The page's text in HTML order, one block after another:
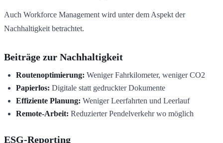
Auch Workforce Management wird unter dem Aspekt der
Nachhaltigkeit betrachtet.
Beiträge zur Nachhaltigkeit
Routenoptimierung: Weniger Fahrkilometer, weniger CO2
Papierlos: Digitale statt gedruckter Dokumente
Effiziente Planung: Weniger Leerfahrten und Leerlauf
Remote-Arbeit: Reduzierter Pendelverkehr wo möglich
ESG-Reporting